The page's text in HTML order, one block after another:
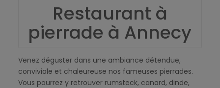
Restaurant à
pierrade à Annecy
Venez déguster dans une ambiance détendue,
conviviale et chaleureuse nos fameuses pierrades.
Vous pourrez y retrouver rumsteck, canard, dinde,